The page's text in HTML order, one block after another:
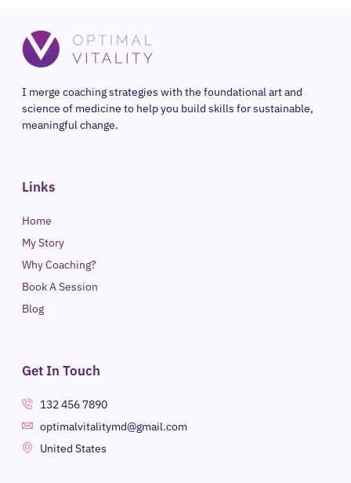
I merge coaching strategies with the foundational art and
science of medicine to help you build skills for sustainable,
meaningful change.
Links
Home
My Story
Why Coaching?
Book A Session
Blog
Get In Touch
132 456 7890
optimalvitalitymd@gmail.com
United States